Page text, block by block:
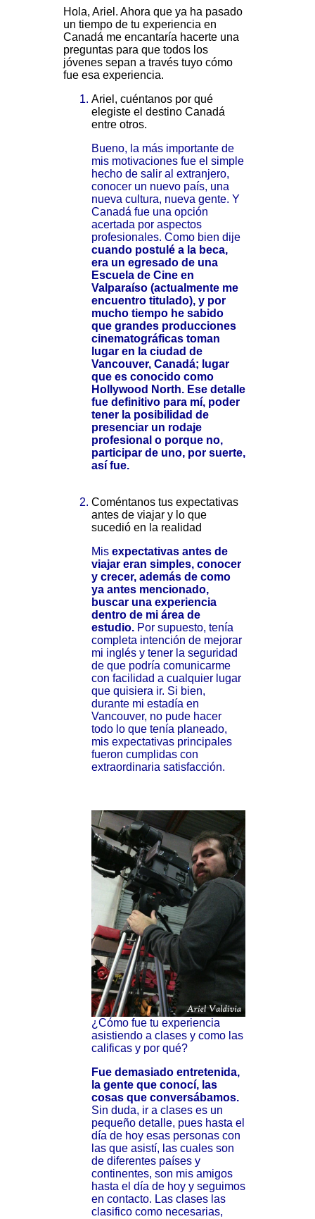
Hola, Ariel. Ahora que ya ha pasado
un tiempo de tu experiencia en
Canadá me encantaría hacerte una
preguntas para que todos los
jóvenes sepan a través tuyo cómo
fue esa experiencia.
Ariel, cuéntanos por qué
elegiste el destino Canadá
entre otros.
Bueno, la más importante de
mis motivaciones fue el simple
hecho de salir al extranjero,
conocer un nuevo país, una
nueva cultura, nueva gente. Y
Canadá fue una opción
acertada por aspectos
profesionales. Como bien dije
cuando postulé a la beca,
era un egresado de una
Escuela de Cine en
Valparaíso (actualmente me
encuentro titulado), y por
mucho tiempo he sabido
que grandes producciones
cinematográficas toman
lugar en la ciudad de
Vancouver, Canadá; lugar
que es conocido como
Hollywood North. Ese detalle
fue definitivo para mí, poder
tener la posibilidad de
presenciar un rodaje
profesional o porque no,
participar de uno, por suerte,
así fue.
Coméntanos tus expectativas
antes de viajar y lo que
sucedió en la realidad
Mis expectativas antes de
viajar eran simples, conocer
y crecer, además de como
ya antes mencionado,
buscar una experiencia
dentro de mi área de
estudio.Por supuesto, tenía
completa intención de mejorar
mi inglés y tener la seguridad
de que podría comunicarme
con facilidad a cualquier lugar
que quisiera ir. Si bien,
durante mi estadía en
Vancouver, no pude hacer
todo lo que tenía planeado,
mis expectativas principales
fueron cumplidas con
extraordinaria satisfacción.
¿Cómo fue tu experiencia
asistiendo a clases y como las
calificas y por qué?
Fue demasiado entretenida,
la gente que conocí, las
cosas que conversábamos.
Sin duda, ir a clases es un
pequeño detalle, pues hasta el
día de hoy esas personas con
las que asistí, las cuales son
de diferentes países y
continentes, son mis amigos
hasta el día de hoy y seguimos
en contacto. Las clases las
clasifico como necesarias,